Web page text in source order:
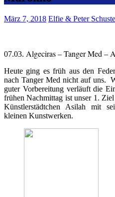
März 7, 2018 Elfie & Peter
07.03. Algeciras – Tanger Med –
Heute ging es früh aus den
nach Tanger Med nicht auf uns.
guter Vorbereitung verläuft die
frühen Nachmittag ist unser 1.
Künstlerstädtchen Asilah mit
kleinen Kunstwerken.